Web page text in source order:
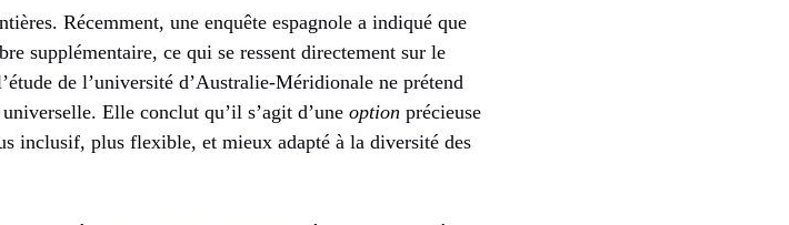
Récemment, une enquête espagnole a indiqué que
supplémentaire, ce qui se ressent directement sur le
de l’université d’Australie-Méridionale ne prétend
Elle conclut qu’il s’agit d’une option précieuse
inclusif, plus flexible, et mieux adapté à la diversité des